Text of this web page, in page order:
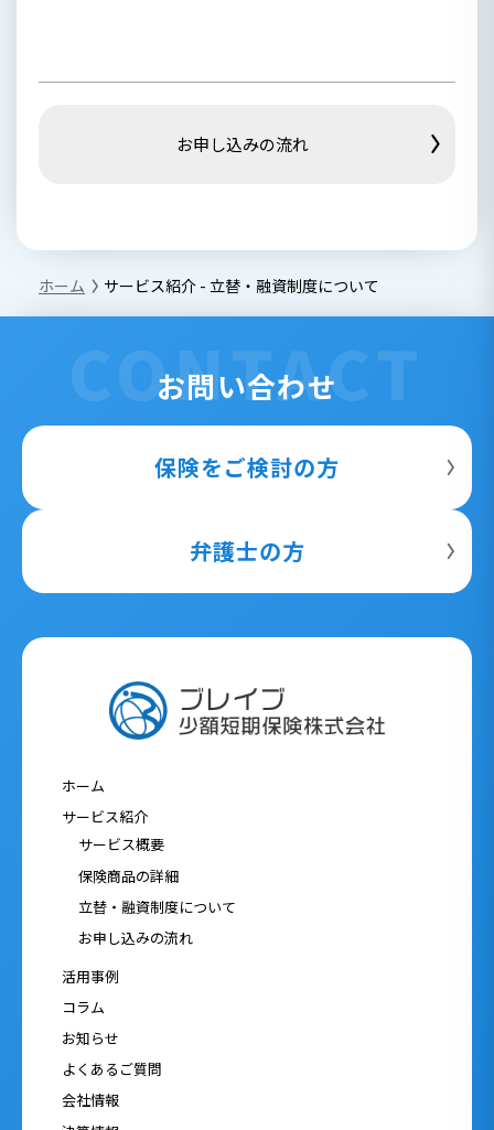
お申し込みの流れ
ホーム サービス紹介 - 立替・融資制度について
CONTACT
お問い合わせ
保険をご検討の方
弁護士の方
ホーム
サービス紹介
サービス概要
保険商品の詳細
立替・融資制度について
お申し込みの流れ
活用事例
コラム
お知らせ
よくあるご質問
会社情報